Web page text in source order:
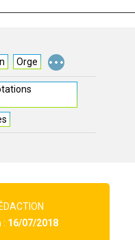
Orge ...
: 16/07/2018